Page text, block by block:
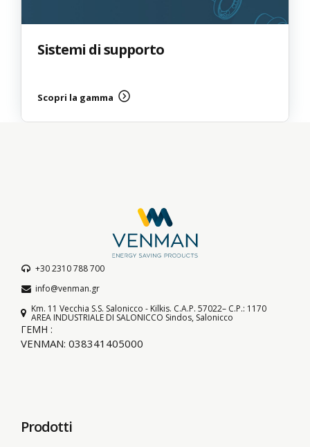
Sistemi di supporto
Scopri la gamma
+30 2310 788 700
info@venman.gr
Km. 11 Vecchia S.S. Salonicco - Kilkis. C.A.P. 57022– C.P.: 1170
AREA INDUSTRIALE DI SALONICCO Sindos, Salonicco
ΓΕΜΗ :
VENMAN: 038341405000
Prodotti